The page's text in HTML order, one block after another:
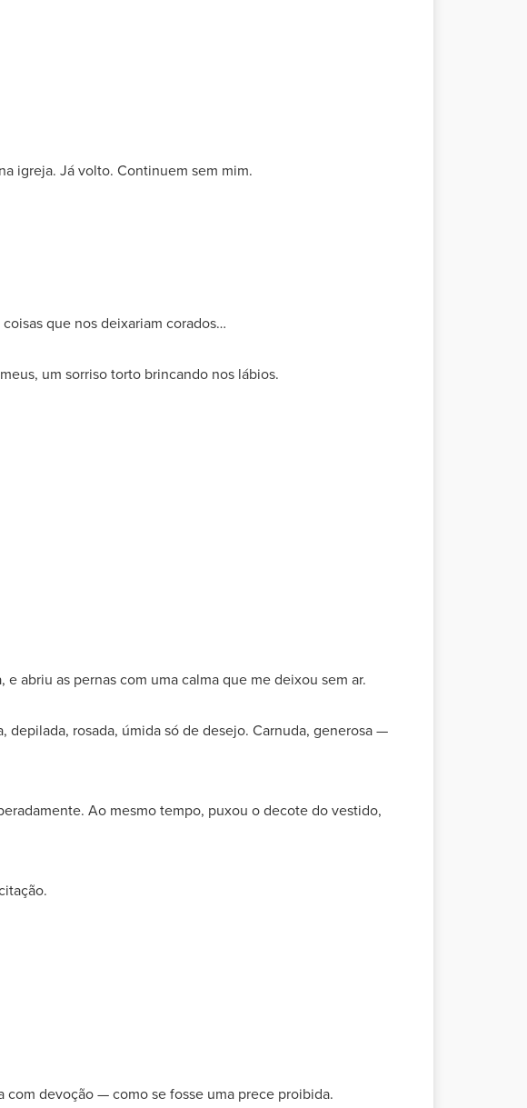
igreja. Já volto. Continuem sem mim.
que nos deixariam corados…
um sorriso torto brincando nos lábios.
abriu as pernas com uma calma que me deixou sem ar.
rosada, úmida só de desejo. Carnuda, generosa —
Ao mesmo tempo, puxou o decote do vestido,
devoção — como se fosse uma prece proibida.